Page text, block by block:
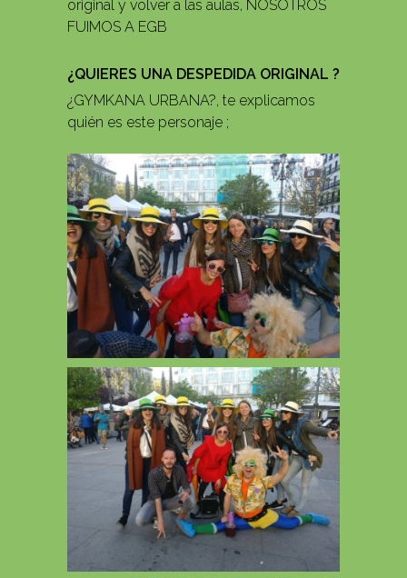
original y volver a las aulas, NOSOTROS
FUIMOS A EGB
¿QUIERES UNA DESPEDIDA ORIGINAL ?
¿GYMKANA URBANA?, te explicamos
quién es este personaje ;